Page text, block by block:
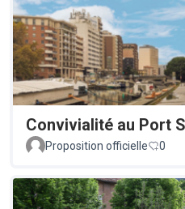
Convivialité au Port
Proposition officielle
0